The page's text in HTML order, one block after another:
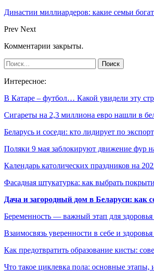
Династии миллиардеров: какие семьи
Prev Next
Комментарии закрыты.
Интересное:
В Катаре – футбол… Какой увидели эту
Сигареты на 2,3 миллиона евро нашли в
Беларусь и соседи: кто лидирует по
Поляки 9 мая заблокируют движение фур
Календарь католических праздников на
Фасадная штукатурка: как выбрать
Дача и загородный дом в Беларуси: как
Беременность — важный этап для
Взаимосвязь уверенности в себе и
Как предотвратить образование кисты:
Что такое циклевка пола: основные